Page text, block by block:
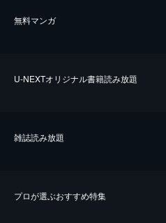
無料マンガ
U-NEXTオリジナル書籍読み放題
雑誌読み放題
プロが選ぶおすすめ特集